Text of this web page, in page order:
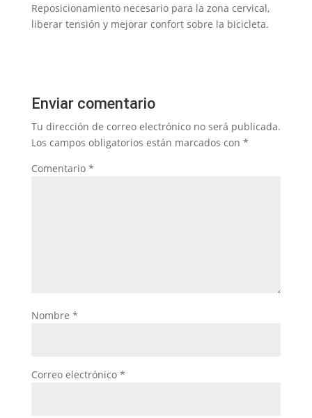
Reposicionamiento necesario para la zona cervical,
liberar tensión y mejorar confort sobre la bicicleta.
Enviar comentario
Tu dirección de correo electrónico no será publicada.
Los campos obligatorios están marcados con *
Comentario *
Nombre *
Correo electrónico *